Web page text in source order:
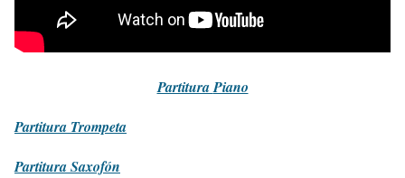
PartituraPiano
Partitura Trompeta
PartituraSaxofón